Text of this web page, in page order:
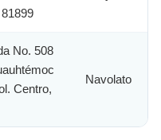
No. 508
Centro,
Navolato